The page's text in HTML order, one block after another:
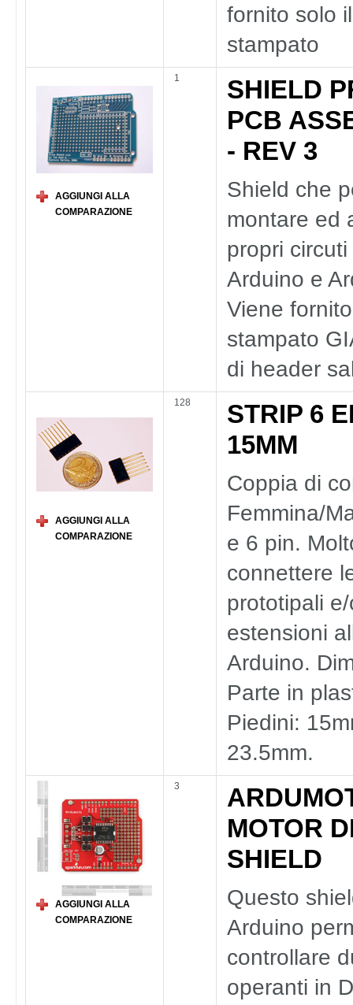
fornito solo
stampato
AGGIUNGI ALLA
COMPARAZIONE
1
SHIELD
PCB
- REV 3
Shield che
montare ed
propri
Arduino e
Viene
stampato
di header
AGGIUNGI ALLA
COMPARAZIONE
128
STRIP 6
15MM
Coppia di
Femmina/
e 6 pin.
connettere
prototipali
estensioni
Arduino.
Parte in
Piedini:
23.5mm.
AGGIUNGI ALLA
COMPARAZIONE
3
MOTOR
SHIELD
Questo
Arduino
controllare
operanti in